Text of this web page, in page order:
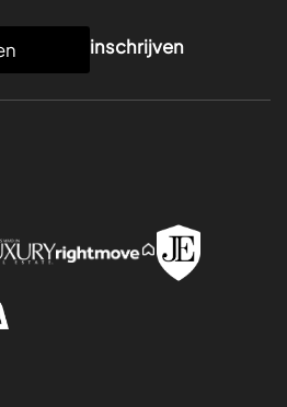
inschrijven